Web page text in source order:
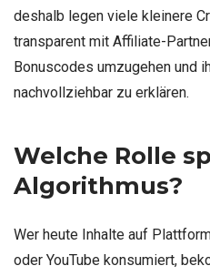
deshalb legen viele kleinere
transparent mit Affiliate-
Bonuscodes umzugehen und
nachvollziehbar zu erklären.
Welche Rolle
Algorithmus?
Wer heute Inhalte auf
oder YouTube konsumiert,